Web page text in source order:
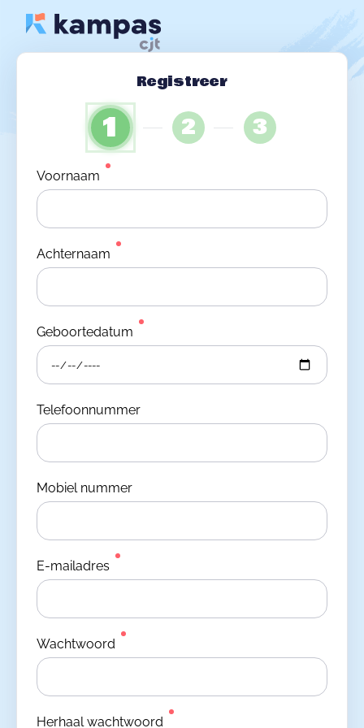
Registreer
1 2 3
Voornaam
Achternaam
Geboortedatum
Telefoonnummer
Mobiel nummer
E-mailadres
Wachtwoord
Herhaal wachtwoord